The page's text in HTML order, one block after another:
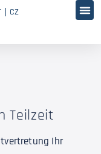
CZ
Teilzeit
Ihr